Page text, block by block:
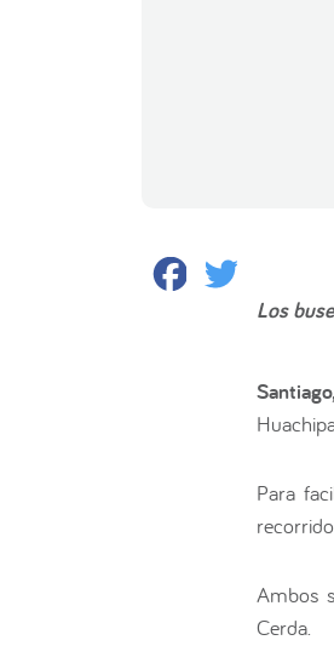
Facebook
Los
Para
Ambos
Cerda.